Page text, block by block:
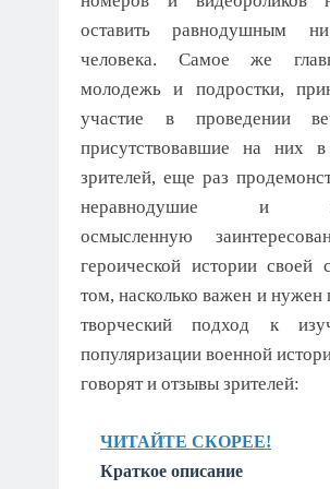
оставить равнодушным
человека. Самое же
молодежь и подростки,
участие в проведении
присутствовавшие на них в
зрителей, еще раз
неравнодушие и
осмысленную
героической истории своей
том, насколько важен и
творческий подход к
популяризации военной
говорят и отзывы зрителей:
ЧИТАЙТЕ СКОРЕЕ!
Краткое описание